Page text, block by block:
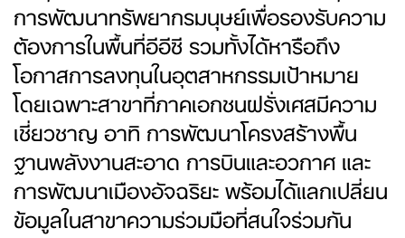
การพัฒนาทรัพยากรมนุษย์เพื่อรองรับความ
ต้องการในพื้นที่อีอีซี รวมทั้งได้หารือถึง
โอกาสการลงทุนในอุตสาหกรรมเป้าหมาย
โดยเฉพาะสาขาที่ภาคเอกชนฝรั่งเศสมีความ
เชี่ยวชาญ อาทิ การพัฒนาโครงสร้างพื้น
ฐานพลังงานสะอาด การบินและอวกาศ และ
การพัฒนาเมืองอัจฉริยะ พร้อมได้แลกเปลี่ยน
ข้อมูลในสาขาความร่วมมือที่สนใจร่วมกัน